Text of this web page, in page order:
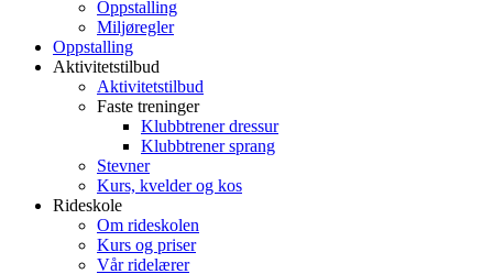
Oppstalling
Miljøregler
Oppstalling
Aktivitetstilbud
Aktivitetstilbud
Faste treninger
Klubbtrener dressur
Klubbtrener sprang
Stevner
Kurs, kvelder og kos
Rideskole
Om rideskolen
Kurs og priser
Vår ridelærer